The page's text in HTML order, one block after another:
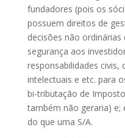
fundadores (pois os
possuem direitos de
decisões não ordinárias
segurança aos
responsabilidades civis,
intelectuais e etc. para
bi-tributação de
também não geraria) e;
do que uma S/A.